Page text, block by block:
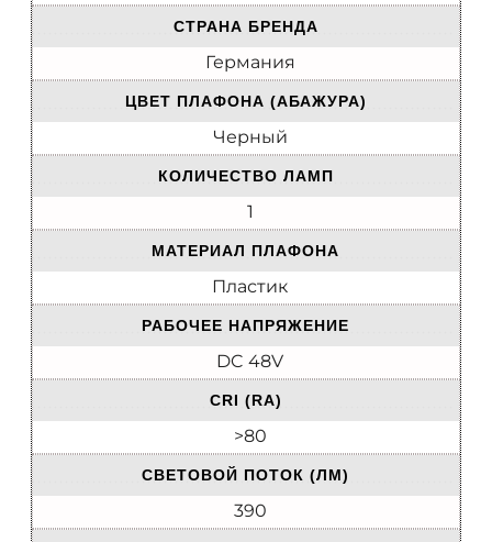
СТРАНА БРЕНДА
Германия
ЦВЕТ ПЛАФОНА (АБАЖУРА)
Черный
КОЛИЧЕСТВО ЛАМП
1
МАТЕРИАЛ ПЛАФОНА
Пластик
РАБОЧЕЕ НАПРЯЖЕНИЕ
DC 48V
CRI (RA)
>80
CВЕТОВОЙ ПОТОК (ЛМ)
390